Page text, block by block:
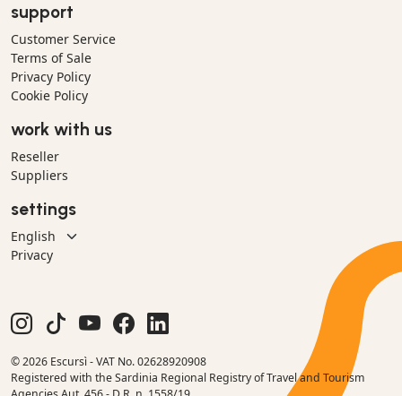
support
Customer Service
Terms of Sale
Privacy Policy
Cookie Policy
work with us
Reseller
Suppliers
settings
Privacy
© 2026 Escursì - VAT No. 02628920908
Registered with the Sardinia Regional Registry of Travel and Tourism